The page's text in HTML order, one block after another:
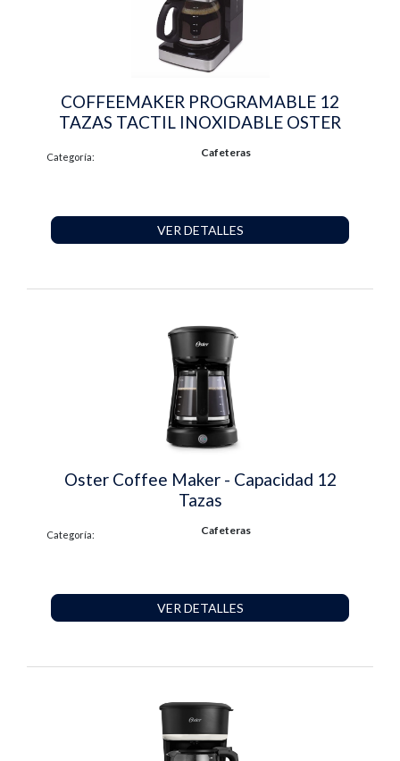
COFFEEMAKER PROGRAMABLE 12
TAZAS TACTIL INOXIDABLE OSTER
Categoría: Cafeteras
VER DETALLES
Oster Coffee Maker - Capacidad 12
Tazas
Categoría: Cafeteras
VER DETALLES